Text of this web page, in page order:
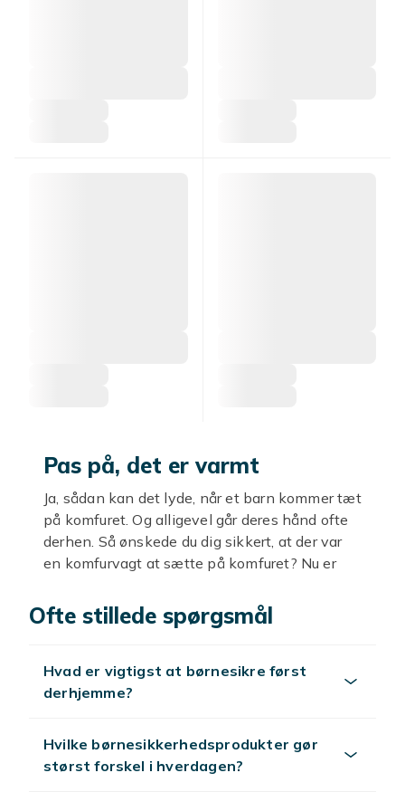
Pas på, det er varmt
Ja, sådan kan det lyde, når et barn kommer tæt
på komfuret. Og alligevel går deres hånd ofte
derhen. Så ønskede du dig sikkert, at der var
en komfurvagt at sætte på komfuret? Nu er
være tryg. Børnesikkerhed er vigtig, og uanset
om du planlægger at børnesikre stikkontakter
vigtigt, at det bliver gjort. Gem ikke alt det
uundværlige til efter ulykken er sket, men tjek
klemmebeskyttere, så kan du købe flere, og
voila, dit hjem er børnesikkert!
Ofte stillede spørgsmål
Hvad er vigtigst at børnesikre først
derhjemme?
Hvilke børnesikkerhedsprodukter gør
størst forskel i hverdagen?